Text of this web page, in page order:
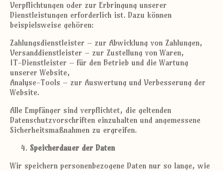
Verpflichtungen oder zur Erbringung unserer
Dienstleistungen erforderlich ist. Dazu können
beispielsweise gehören:
Zahlungsdienstleister – zur Abwicklung von Zahlungen,
Versanddienstleister – zur Zustellung von Waren,
IT-Dienstleister – für den Betrieb und die Wartung
unserer Website,
Analyse-Tools – zur Auswertung und Verbesserung der
Website.
Alle Empfänger sind verpflichtet, die geltenden
Datenschutzvorschriften einzuhalten und angemessene
Sicherheitsmaßnahmen zu ergreifen.
Speicherdauer der Daten
Wir speichern personenbezogene Daten nur so lange, wie